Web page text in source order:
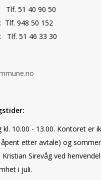
51 40 90 50
Tlf. 948 50 152
Tlf. 51 46 33 30
10.00 - 13.00. Kontoret er
etter avtale) og
Sirevåg ved
i juli.